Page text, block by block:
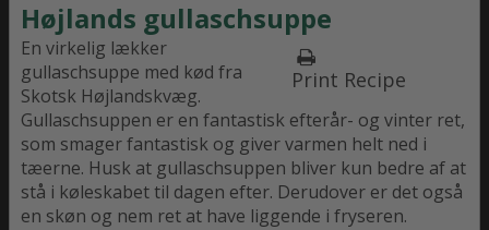
Højlands gullaschsuppe
Print Recipe
En virkelig lækker
gullaschsuppe med kød fra
Skotsk Højlandskvæg.
Gullaschsuppen er en fantastisk efterår- og vinter ret,
som smager fantastisk og giver varmen helt ned i
tæerne. Husk at gullaschsuppen bliver kun bedre af at
stå i køleskabet til dagen efter. Derudover er det også
en skøn og nem ret at have liggende i fryseren.